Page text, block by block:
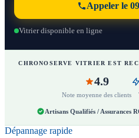
Appeler le
Vitrier disponible en ligne
CHRONOSERVE VITRIER EST
4.9
Note moyenne des clients
Artisans Qualifiés / Assurances
Dépannage rapide